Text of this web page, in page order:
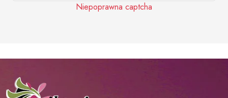
Niepoprawna captcha